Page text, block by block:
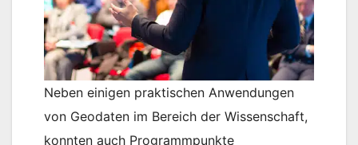
Neben einigen praktischen Anwendungen
von Geodaten im Bereich der Wissenschaft,
konnten auch Programmpunkte